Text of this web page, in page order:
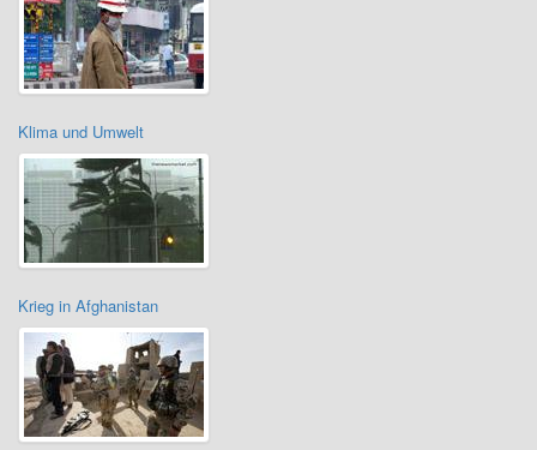
Klima und Umwelt
Krieg in Afghanistan